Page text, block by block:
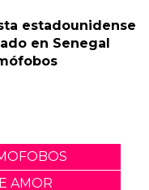
estadounidense
en Senegal
AMOR